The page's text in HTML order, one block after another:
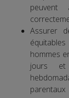
peuvent
Assurer
hommes
jours